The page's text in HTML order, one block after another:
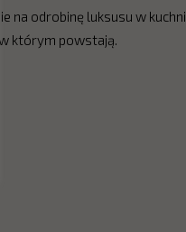
na odrobinę luksusu w kuchni
którym powstają.